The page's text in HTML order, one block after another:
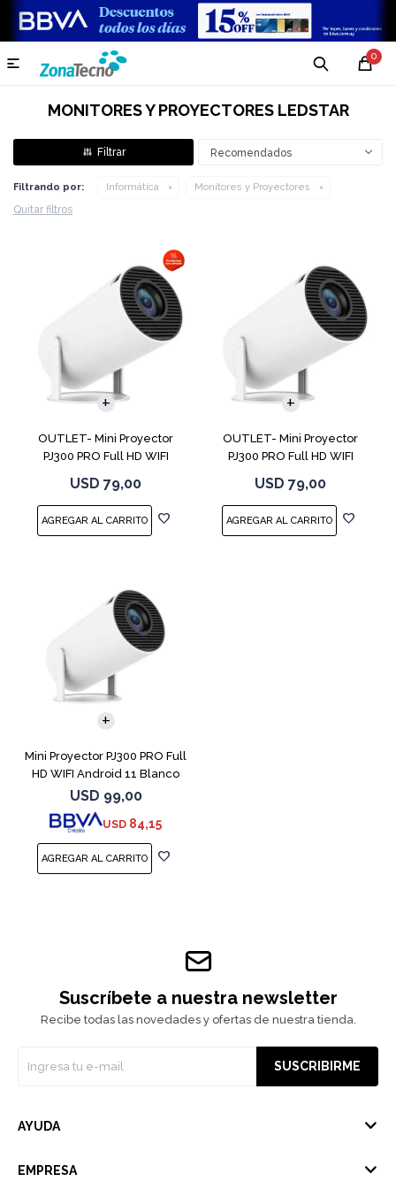
0

MONITORES Y PROYECTORES LEDSTAR
Recomendados
Filtrando por: Informática Monitores y Proyectores
Quitar filtros
OUTLET- Mini Proyector
PJ300 PRO Full HD WIFI
USD 79,00
OUTLET- Mini Proyector
PJ300 PRO Full HD WIFI
USD 79,00
Mini Proyector PJ300 PRO Full
HD WIFI Android 11 Blanco
USD 99,00
USD 84,15
Suscríbete a nuestra newsletter
Recibe todas las novedades y ofertas de nuestra tienda.
SUSCRIBIRME
AYUDA
EMPRESA